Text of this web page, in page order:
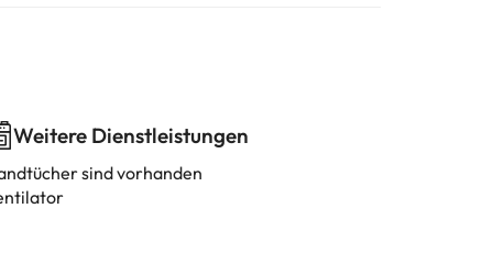
Weitere Dienstleistungen
sind vorhanden